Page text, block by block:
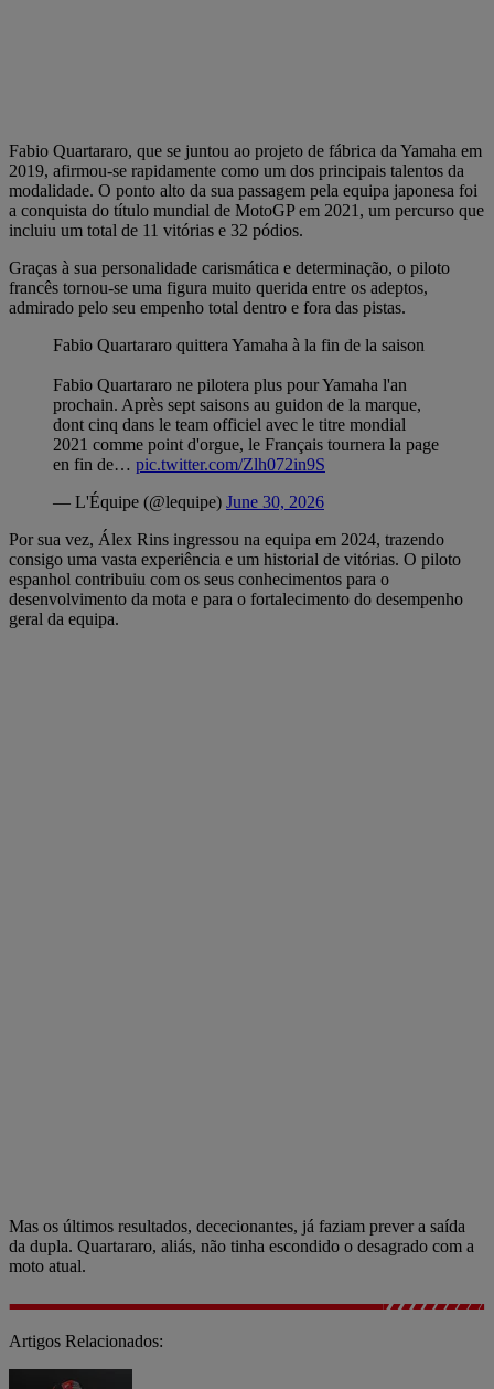
Fabio Quartararo, que se juntou ao projeto de fábrica da Yamaha em
2019, afirmou-se rapidamente como um dos principais talentos da
modalidade. O ponto alto da sua passagem pela equipa japonesa foi
a conquista do título mundial de MotoGP em 2021, um percurso que
incluiu um total de 11 vitórias e 32 pódios.
Graças à sua personalidade carismática e determinação, o piloto
francês tornou-se uma figura muito querida entre os adeptos,
admirado pelo seu empenho total dentro e fora das pistas.
Fabio Quartararo quittera Yamaha à la fin de la saison
Fabio Quartararo ne pilotera plus pour Yamaha l'an
prochain. Après sept saisons au guidon de la marque,
dont cinq dans le team officiel avec le titre mondial
2021 comme point d'orgue, le Français tournera la page
en fin de… pic.twitter.com/Zlh072in9S
— L'Équipe (@lequipe) June 30, 2026
Por sua vez, Álex Rins ingressou na equipa em 2024, trazendo
consigo uma vasta experiência e um historial de vitórias. O piloto
espanhol contribuiu com os seus conhecimentos para o
desenvolvimento da mota e para o fortalecimento do desempenho
geral da equipa.
Mas os últimos resultados, dececionantes, já faziam prever a saída
da dupla. Quartararo, aliás, não tinha escondido o desagrado com a
moto atual.
Artigos Relacionados: